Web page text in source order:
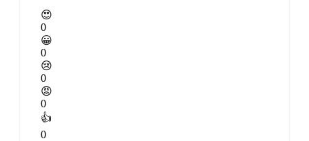
😍
0
😀
0
😢
0
😡
0
👍
0